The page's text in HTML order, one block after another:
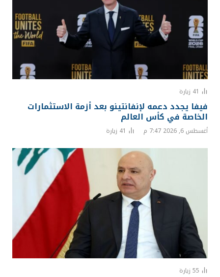
41 زيارة
فيفا يجدد دعمه لإنفانتينو بعد أزمة الاستثمارات
الخاصة في كأس العالم
أغسطس 6, 2026 7:47 م 41 زيارة
55 زيارة